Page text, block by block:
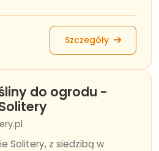
Szczegóły
do ogrodu -
Solitery, z siedzibą w